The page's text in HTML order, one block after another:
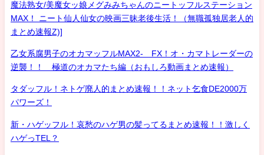
魔法熟女/美魔女ッ娘メグみみちゃんのニートッフルステーション
MAX！ ニート仙人仙女の映画三昧老後生活！（無職孤独居老人的
まとめ速報Z)]
乙女系腐男子のオカマッフルMAX2- FX！オ・カマトレーダーの
逆襲！！ 極道のオカマたち編（おもしろ動画まとめ速報）
タダッフル！ネトゲ廃人的まとめ速報！！ネット乞食DE2000万
パワーズ！
新・ハゲッフル！哀愁のハゲ男の髪ってるまとめ速報！！激しく
ハゲっTEL？